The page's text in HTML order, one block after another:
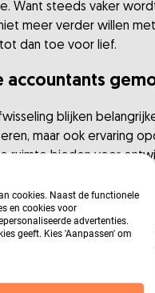
Want steeds vaker
meer verder willen
dan toe voor lief.
accountants
blijken
maar ook ervaring
ruimte bieden voor
ervaring opdoen binnen
helpt hen niet alleen bij
cookies. Naast de functionele
en cookies voor
advertenties.
geeft. Kies 'Aanpassen' om